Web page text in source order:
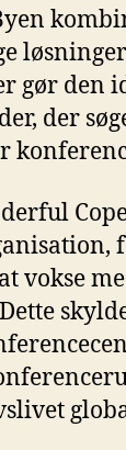
gør den
der
vokse